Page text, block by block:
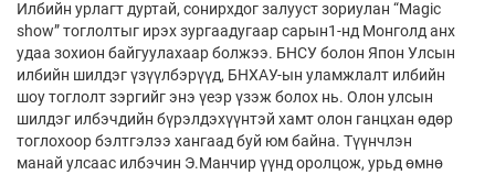
Илбийн урлагт дуртай, сонирхдог залууст зориулан “Magic
show” тоглолтыг ирэх зургаадугаар сарын1-нд Монголд анх
удаа зохион байгуулахаар болжээ. БНСУ болон Япон Улсын
илбийн шилдэг үзүүлбэрүүд, БНХАУ-ын уламжлалт илбийн
шоу тоглолт зэргийг энэ үеэр үзэж болох нь. Олон улсын
шилдэг илбэчдийн бүрэлдэхүүнтэй хамт олон ганцхан өдөр
тоглохоор бэлтгэлээ хангаад буй юм байна. Түүнчлэн
манай улсаас илбэчин Э.Манчир үүнд оролцож, урьд өмнө